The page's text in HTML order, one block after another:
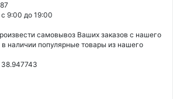
9:00 до 19:00
самовывоз Ваших заказов с нашего
в наличии популярные товары из нашего
38.947743